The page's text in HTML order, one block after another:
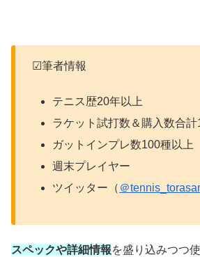
☑筆者情報
テニス歴20年以上
ラケット試打数＆購入数合計
ガットインプレ数100種以上
週末プレイヤー
ツイッター（ ＠
スペックや詳細情報を盛り込みつつ